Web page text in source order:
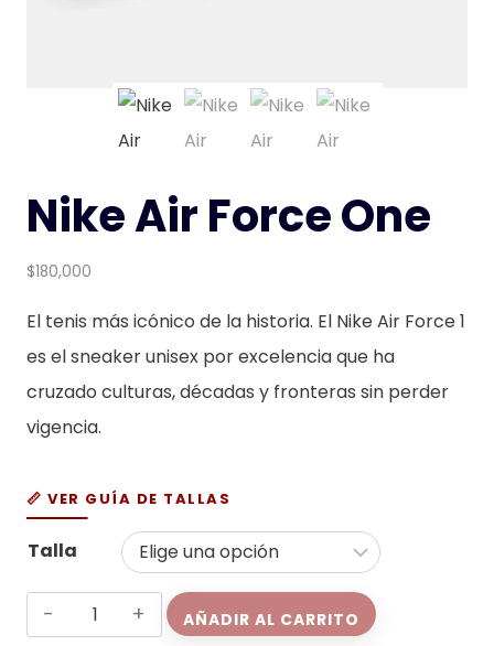
Nike Air Force One
$180,000
El tenis más icónico de la historia. El Nike Air Force 1
es el sneaker unisex por excelencia que ha
cruzado culturas, décadas y fronteras sin perder
vigencia.
📏 VER GUÍA DE TALLAS
Talla
Nike
AÑADIR AL CARRITO